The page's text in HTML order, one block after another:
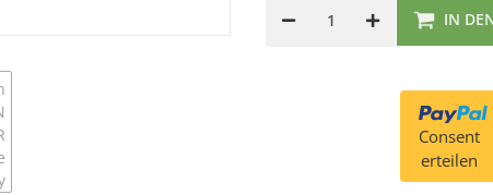
IN
Consent
erteilen